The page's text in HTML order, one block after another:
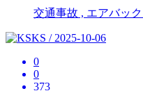
交通事故 , エアバッ
KS / 2025-10-06
0
0
373